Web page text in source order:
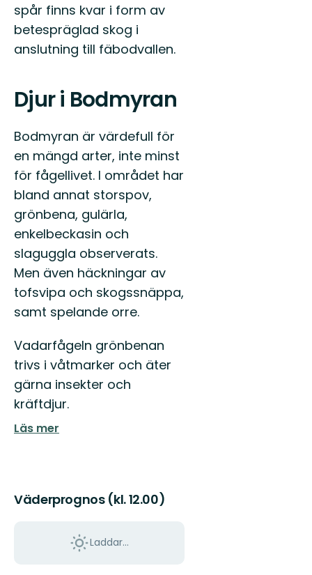
spår finns kvar i form av
betespräglad skog i
anslutning till fäbodvallen.
Djur i Bodmyran
Bodmyran är värdefull för
en mängd arter, inte minst
för fågellivet. I området har
bland annat storspov,
grönbena, gulärla,
enkelbeckasin och
slaguggla observerats.
Men även häckningar av
tofsvipa och skogssnäppa,
samt spelande orre.
Vadarfågeln grönbenan
trivs i våtmarker och äter
gärna insekter och
kräftdjur.
Läs mer
Väderprognos (kl. 12.00)
Laddar...